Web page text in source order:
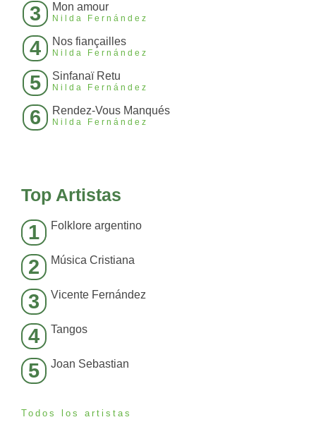
3 Mon amour
Nilda Fernández
4 Nos fiançailles
Nilda Fernández
5 Sinfanaï Retu
Nilda Fernández
6 Rendez-Vous Manqués
Nilda Fernández
Top Artistas
1 Folklore argentino
2 Música Cristiana
3 Vicente Fernández
4 Tangos
5 Joan Sebastian
Todos los artistas